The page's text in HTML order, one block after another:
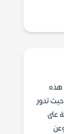
هذه
حيث تدور
على